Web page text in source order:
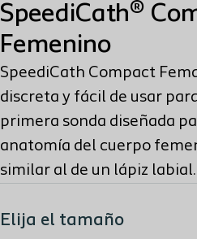
SpeediCath®
Femenino
SpeediCath Compact
discreta y fácil de usar
primera sonda diseñada
anatomía del cuerpo
similar al de un lápiz labial.
Elija el tamaño